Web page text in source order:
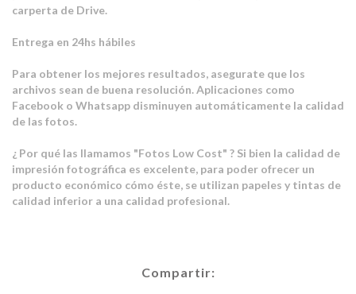
carperta de Drive.
Entrega en 24hs hábiles
Para obtener los mejores resultados, asegurate que los
archivos sean de buena resolución.Aplicaciones como
Facebook o Whatsapp disminuyen automáticamente la calidad
de las fotos.
¿ Por qué las llamamos "Fotos Low Cost" ? Si bien la calidad de
impresión fotográfica es excelente, para poder ofrecer un
producto económico cómo éste, se utilizan papeles y tintas de
calidad inferior a una calidad profesional.
Compartir: